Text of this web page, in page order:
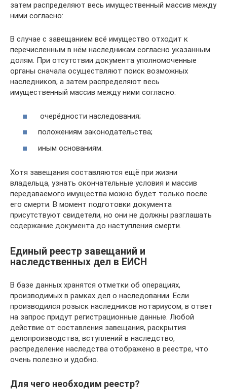
затем распределяют весь имущественный массив между
ними согласно:
В случае с завещанием всё имущество отходит к
перечисленным в нём наследникам согласно указанным
долям. При отсутствии документа уполномоченные
органы сначала осуществляют поиск возможных
наследников, а затем распределяют весь
имущественный массив между ними согласно:
очерёдности наследования;
положениям законодательства;
иным основаниям.
Хотя завещания составляются ещё при жизни
владельца, узнать окончательные условия и массив
передаваемого имущества можно будет только после
его смерти. В момент подготовки документа
присутствуют свидетели, но они не должны разглашать
содержание документа до наступления смерти.
Единый реестр завещаний и
наследственных дел в ЕИСН
В базе данных хранятся отметки об операциях,
производимых в рамках дел о наследовании. Если
производился розыск наследников нотариусом, в ответ
на запрос придут регистрационные данные. Любой
действие от составления завещания, раскрытия
делопроизводства, вступлений в наследство,
распределение наследства отображено в реестре, что
очень полезно и удобно.
Для чего необходим реестр?